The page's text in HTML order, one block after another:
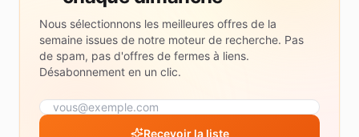
plus
MARGE
30
Nous sélectionnons les meilleures offres de la
semaine issues de notre moteur de recherche. Pas
de spam, pas d'offres de fermes à liens.
Désabonnement en un clic.
Recevoir la liste